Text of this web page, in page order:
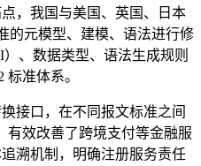
，我国与美国、英国、日本
的元模型、建模、语法进行修
、数据类型、语法生成规则
标准体系。
接口，在不同报文标准之间
有效改善了跨境支付等金融服
溯机制，明确注册服务责任